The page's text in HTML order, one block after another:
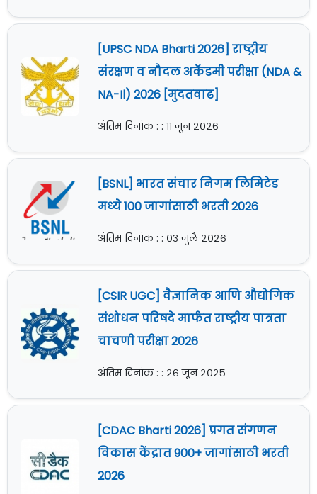
[UPSC NDA Bharti 2026] राष्ट्रीय
संरक्षण व नौदल अकॅडमी परीक्षा (NDA &
NA-Il) 2026 [मुदतवाढ]
अंतिम दिनांक : : ११ जून २०२६
[BSNL] भारत संचार निगम लिमिटेड
मध्ये 100 जागांसाठी भरती 2026
अंतिम दिनांक : : ०३ जुलै २०२६
[CSIR UGC] वैज्ञानिक आणि औद्योगिक
संशोधन परिषदे मार्फत राष्ट्रीय पात्रता
चाचणी परीक्षा 2026
अंतिम दिनांक : : २६ जून २०२५
[CDAC Bharti 2026] प्रगत संगणन
विकास केंद्रात 900+ जागांसाठी भरती
2026